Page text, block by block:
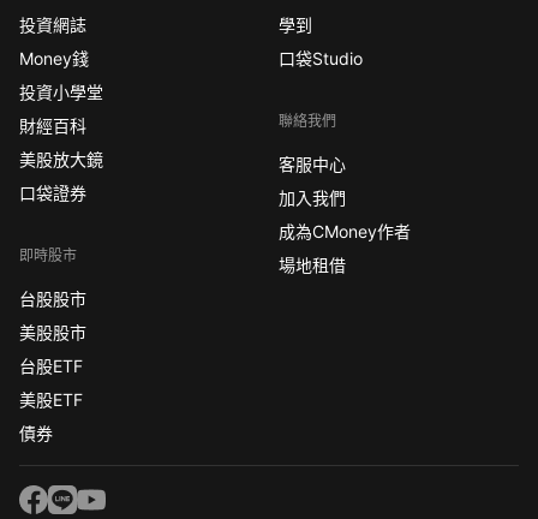
投資網誌
Money錢
投資小學堂
財經百科
美股放大鏡
口袋證券
即時股市
台股股市
美股股市
台股ETF
美股ETF
債券
學到
口袋Studio
聯絡我們
客服中心
加入我們
成為CMoney作者
場地租借